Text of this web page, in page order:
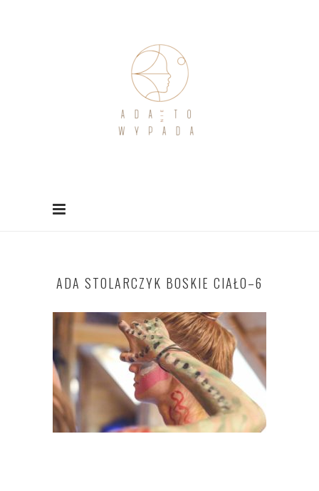
ADA STOLARCZYK BOSKIE CIAŁO–6